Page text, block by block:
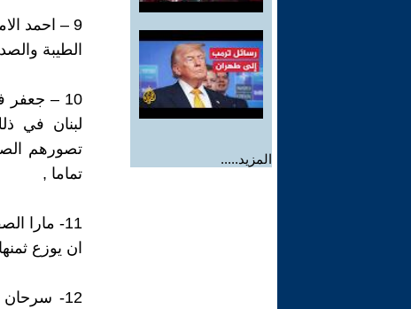
المزيد.....
9 – احمد
الطيبة
10 –
لبنان في
تصورهم
تماما ,
11- مارا
ان يوزع
12-